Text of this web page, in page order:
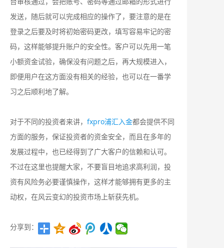
发送，随后就可以完成相应的操作了，要注意的是在
登录之后要及时将初始密码更改，填写容易牢记的密
码，这样能够提升账户的安全性。客户可以先用一笔
小额资金试验，确保没有问题之后，再大规模进入，
即便用户在这方面没有相关的经验，也可以在一番学
习之后顺利地了解。
对于不同的投资者来讲， fxpro浦汇入金都会提供不同
方面的服务，保证投资者的资金安全，而且在多年的
发展过程中，也已经得到了广大客户的信赖和认可。
不过在这里也提醒大家，不要盲目地追求高利润，投
资有风险务必要谨慎操作，这样才能够拥有更多的主
动权，在风云变幻的投资市场上斩获先机。
分享到：